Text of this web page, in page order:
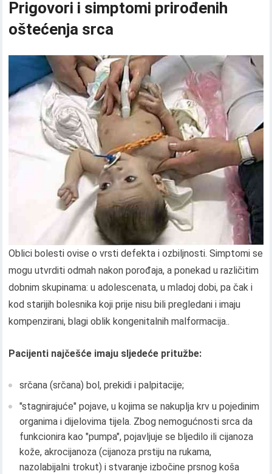
Prigovori i simptomi prirođenih
oštećenja srca
Oblici bolesti ovise o vrsti defekta i ozbiljnosti. Simptomi se
mogu utvrditi odmah nakon porođaja, a ponekad u različitim
dobnim skupinama: u adolescenata, u mladoj dobi, pa čak i
kod starijih bolesnika koji prije nisu bili pregledani i imaju
kompenzirani, blagi oblik kongenitalnih malformacija..
Pacijenti najčešće imaju sljedeće pritužbe:
srčana (srčana) bol, prekidi i palpitacije;
"stagnirajuće" pojave, u kojima se nakuplja krv u pojedinim
organima i dijelovima tijela. Zbog nemogućnosti srca da
funkcionira kao "pumpa", pojavljuje se bljedilo ili cijanoza
kože, akrocijanoza (cijanoza prstiju na rukama,
nazolabijalni trokut) i stvaranje izbočine prsnog koša